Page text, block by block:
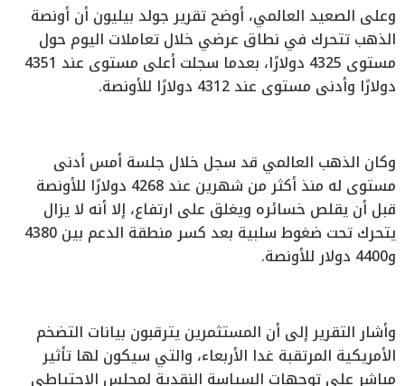
وعلى الصعيد العالمي، أوضح تقرير جولد بيليون أن أونصة
الذهب تتحرك في نطاق عرضي خلال تعاملات اليوم حول
مستوى 4325 دولارًا، بعدما سجلت أعلى مستوى عند 4351
دولارًا وأدنى مستوى عند 4312 دولارًا للأونصة.
وكان الذهب العالمي قد سجل خلال جلسة أمس أدنى
مستوى له منذ أكثر من شهرين عند 4268 دولارًا للأونصة
قبل أن يقلص خسائره ويغلق على ارتفاع، إلا أنه لا يزال
يتحرك تحت ضغوط سلبية بعد كسر منطقة الدعم بين 4380
و4400 دولار للأونصة.
وأشار التقرير إلى أن المستثمرين يترقبون بيانات التضخم
الأمريكية المرتقبة غدا الأربعاء، والتي سيكون لها تأثير
مباشر على توجهات السياسة النقدية لمجلس الاحتياطي